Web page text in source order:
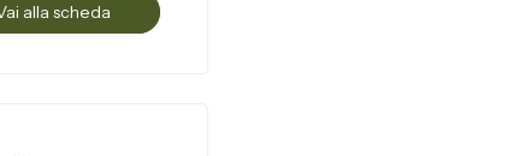
alla scheda